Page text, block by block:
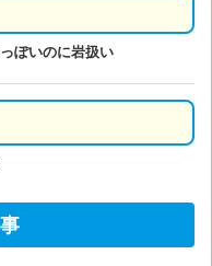
ぽいのに岩扱い